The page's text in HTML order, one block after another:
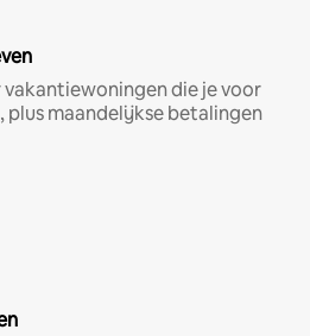
die je voor
maandelijkse betalingen